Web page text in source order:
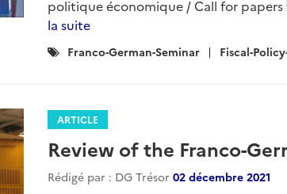
politique économique / Call for
la suite
Catégories
Franco-German-Seminar Fiscal-
ARTICLE
Review of the Franco-
Rédigé par : DG Trésor 02 décembre 2021